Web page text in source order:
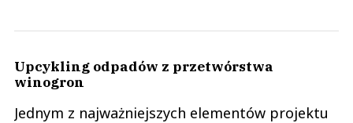
Upcykling odpadów z przetwórstwa
winogron
Jednym z najważniejszych elementów projektu